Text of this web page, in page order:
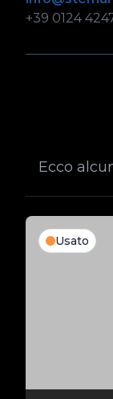
+39 0124
Ecco
Usato